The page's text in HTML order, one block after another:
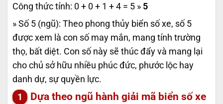
Công thức tính: 0 + 0 + 1 + 4 = 5 » 5
» Số 5 (ngũ): Theo phong thủy biển số xe, số 5
được xem là con số may mắn, mang tính trường
thọ, bất diệt. Con số này sẽ thúc đẩy và mang lại
cho chủ sở hữu nhiều phúc đức, phước lộc hay
danh dự, sự quyền lực.
Dựa theo ngũ hành giải mã biển số xe